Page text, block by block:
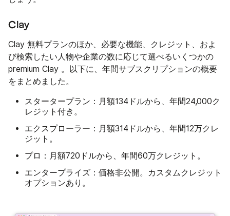
Clay
Clay 無料プランのほか、必要な機能、クレジット、およ
び検索したい人物や企業の数に応じて選べるいくつかの
premium Clay 。以下に、年間サブスクリプションの概要
をまとめました。
スタータープラン： 月額134ドルから、年間24,000ク
レジット付き。
エクスプローラー： 月額314ドルから、年間12万クレ
ジット。
プロ： 月額720ドルから、年間60万クレジット。
エンタープライズ： 価格非公開。カスタムクレジット
オプションあり。